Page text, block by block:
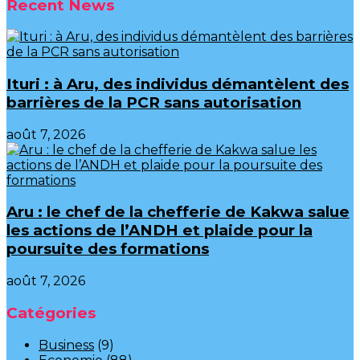
Recent News
Ituri : à Aru, des individus démantèlent des
barrières de la PCR sans autorisation
août 7, 2026
Aru : le chef de la chefferie de Kakwa salue
les actions de l’ANDH et plaide pour la
poursuite des formations
août 7, 2026
Catégories
Business (9)